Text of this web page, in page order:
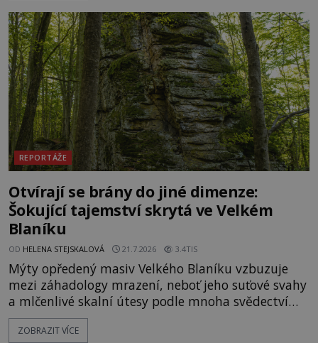
vyhýbá shonu moderní metropole. Místo, ke
kterému se vážou nejstarší české mýty, ve svých
temných útrobách střeží monumentální
REPORTÁŽE
Otvírají se brány do jiné dimenze:
Šokující tajemství skrytá ve Velkém
Blaníku
OD HELENA STEJSKALOVÁ 21.7.2026 3.4TIS
Mýty opředený masiv Velkého Blaníku vzbuzuje
mezi záhadology mrazení, neboť jeho suťové svahy
a mlčenlivé skalní útesy podle mnoha svědectví
fungují jako anomální zóny, kde selhává lidské
vnímání času i prostoru. Geologické anomálie hory
ZOBRAZIT VÍCE